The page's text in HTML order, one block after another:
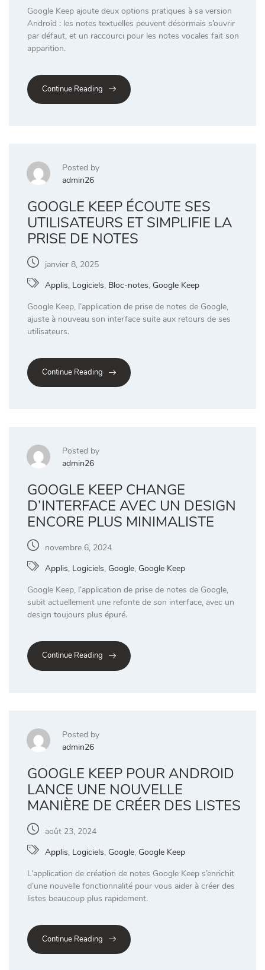
Google Keep ajoute deux options pratiques à sa version
Android : les notes textuelles peuvent désormais s’ouvrir
par défaut, et un raccourci pour les notes vocales fait son
apparition.
Continue Reading
Posted by
admin26
GOOGLE KEEP ÉCOUTE SES
UTILISATEURS ET SIMPLIFIE LA
PRISE DE NOTES
janvier 8, 2025
Applis, Logiciels, Bloc-notes, Google Keep
Google Keep, l’application de prise de notes de Google,
ajuste à nouveau son interface suite aux retours de ses
utilisateurs.
Continue Reading
Posted by
admin26
GOOGLE KEEP CHANGE
D’INTERFACE AVEC UN DESIGN
ENCORE PLUS MINIMALISTE
novembre 6, 2024
Applis, Logiciels, Google, Google Keep
Google Keep, l’application de prise de notes de Google,
subit actuellement une refonte de son interface, avec un
design toujours plus épuré.
Continue Reading
Posted by
admin26
GOOGLE KEEP POUR ANDROID
LANCE UNE NOUVELLE
MANIÈRE DE CRÉER DES LISTES
août 23, 2024
Applis, Logiciels, Google, Google Keep
L’application de création de notes Google Keep s’enrichit
d’une nouvelle fonctionnalité pour vous aider à créer des
listes beaucoup plus rapidement.
Continue Reading